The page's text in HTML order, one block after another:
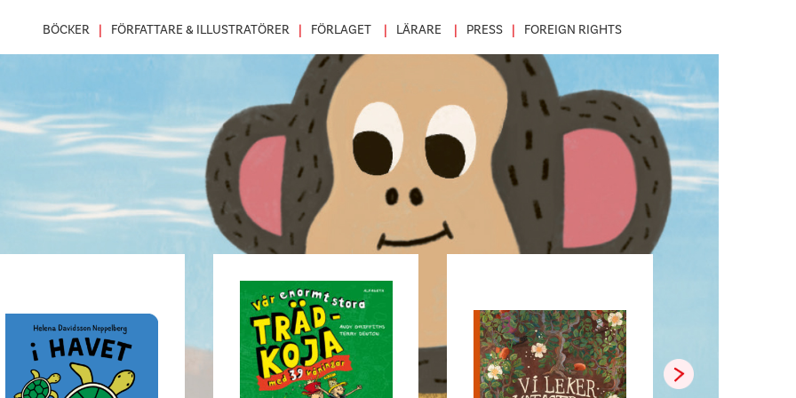
BÖCKER FÖRFATTARE & ILLUSTRATÖRER FÖRLAGET LÄRARE PRESS FOREIGN RIGHTS